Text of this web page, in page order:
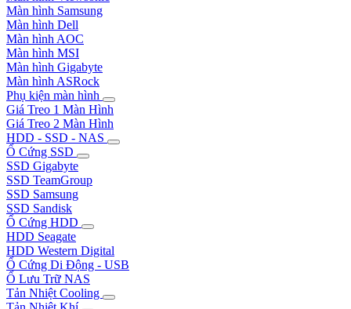
Màn hình Samsung
Màn hình Dell
Màn hình AOC
Màn hình MSI
Màn hình Gigabyte
Màn hình ASRock
Phụ kiện màn hình
Giá Treo 1 Màn Hình
Giá Treo 2 Màn Hình
HDD - SSD - NAS
Ổ Cứng SSD
SSD Gigabyte
SSD TeamGroup
SSD Samsung
SSD Sandisk
Ổ Cứng HDD
HDD Seagate
HDD Western Digital
Ổ Cứng Di Động - USB
Ổ Lưu Trữ NAS
Tản Nhiệt Cooling